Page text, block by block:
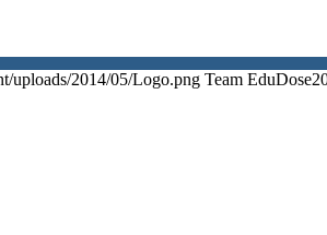
uploads/2014/05/Logo.png Team EduDose